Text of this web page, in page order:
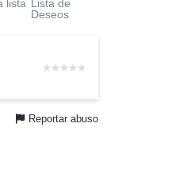
Lista de
Deseos
Reportar abuso